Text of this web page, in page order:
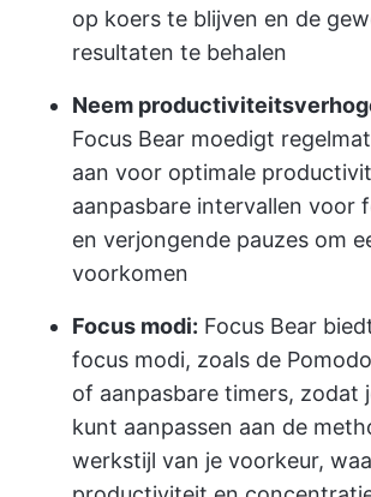
op koers te blijven en de
resultaten te behalen
Neem
Focus Bear moedigt
aan voor optimale
aanpasbare intervallen voor
en verjongende pauzes om
voorkomen
Focus modi: Focus Bear
focus modi, zoals de
of aanpasbare timers, zodat
kunt aanpassen aan de
werkstijl van je voorkeur,